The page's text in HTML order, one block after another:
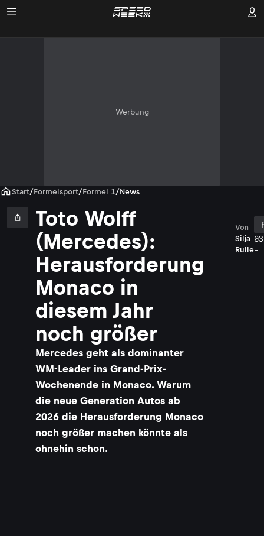
Werbung
Start/Formelsport/Formel 1/News
Toto Wolff
(Mercedes):
Herausforderung
Monaco in
diesem Jahr
noch größer
Mercedes geht als dominanter
WM-Leader ins Grand-Prix-
Wochenende in Monaco. Warum
die neue Generation Autos ab
2026 die Herausforderung Monaco
noch größer machen könnte als
ohnehin schon.
Silja
Rulle
Von
-